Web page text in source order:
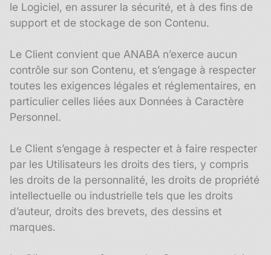
le Logiciel, en assurer la sécurité, et à des fins de
support et de stockage de son Contenu.
Le Client convient que ANABA n’exerce aucun
contrôle sur son Contenu, et s’engage à respecter
toutes les exigences légales et réglementaires, en
particulier celles liées aux Données à Caractère
Personnel.
Le Client s’engage à respecter et à faire respecter
par les Utilisateurs les droits des tiers, y compris
les droits de la personnalité, les droits de propriété
intellectuelle ou industrielle tels que les droits
d’auteur, droits des brevets, des dessins et
marques.